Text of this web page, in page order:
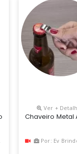
De Ferro
Abridor De
Ver +
Chaveiro Metal
Por: Ev Brindes